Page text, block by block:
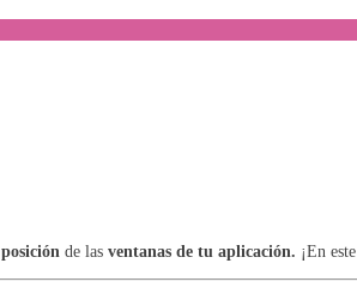
posición de las ventanas de tu aplicación. ¡En